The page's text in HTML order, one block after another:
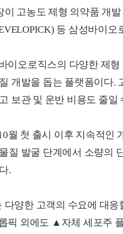
고농도 제형 의약품 개
등 삼성바이
이오로직스의 다양한 제
개발을 돕는 플랫폼이다.
보관 및 운반 비용도 줄
월 첫 출시 이후 지속적인
질 발굴 단계에서 소량의
.
양한 고객의 수요에 대
픽 외에도 ▲자체 세포주